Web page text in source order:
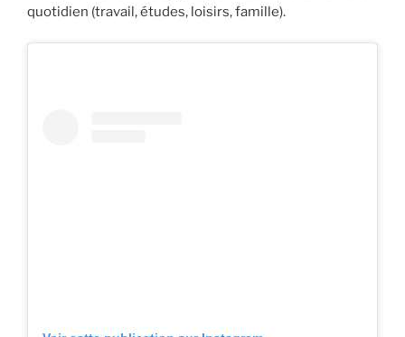
quotidien (travail, études, loisirs, famille).